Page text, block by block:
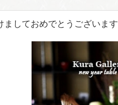
しておめでとうございます